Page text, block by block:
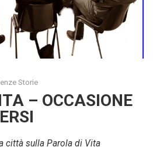
Storie
– OCCASIONE
città sulla Parola di Vita